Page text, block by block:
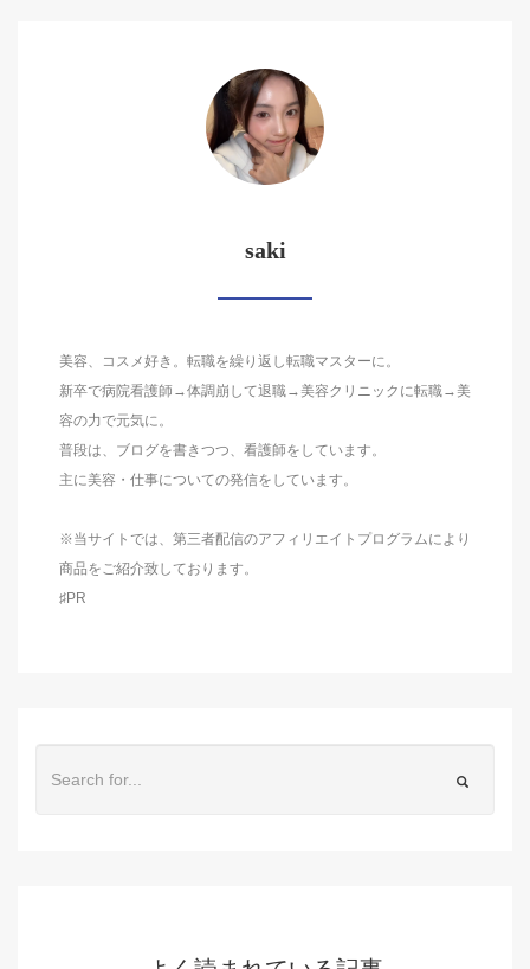
saki
美容、コスメ好き。転職を繰り返し転職マスターに。
新卒で病院看護師→体調崩して退職→美容クリニックに転職→美
容の力で元気に。
普段は、ブログを書きつつ、看護師をしています。
主に美容・仕事についての発信をしています。
※当サイトでは、第三者配信のアフィリエイトプログラムにより
商品をご紹介致しております。
♯PR